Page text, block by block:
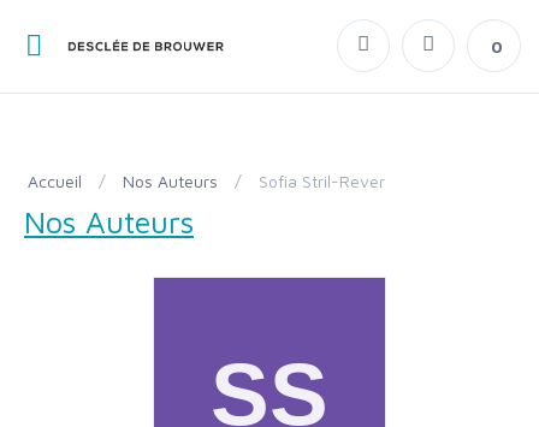
0
Accueil / Nos Auteurs / Sofia Stril-Rever
Nos Auteurs